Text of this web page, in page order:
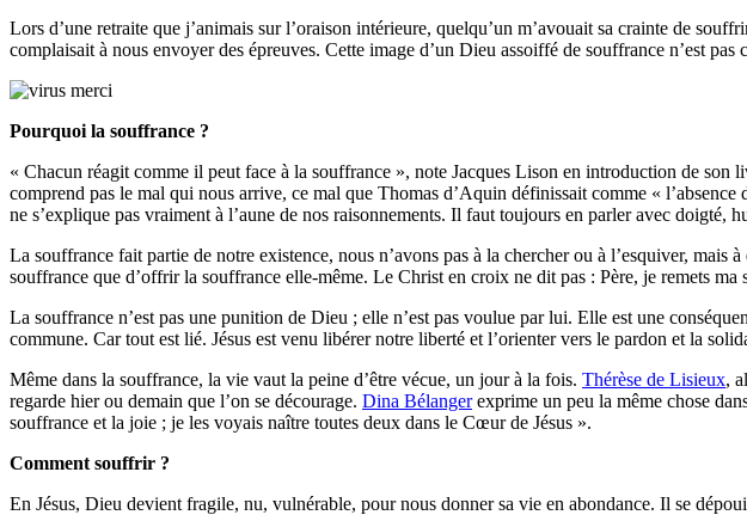
Lors d’une retraite que j’animais sur l’oraison intérieure, quelqu’un m’avouait sa crainte de
complaisait à nous envoyer des épreuves. Cette image d’un Dieu assoiffé de souffrance n’est pas
Pourquoi la souffrance ?
« Chacun réagit comme il peut face à la souffrance », note Jacques Lison en introduction de son
comprend pas le mal qui nous arrive, ce mal que Thomas d’Aquin définissait comme «
ne s’explique pas vraiment à l’aune de nos raisonnements. Il faut toujours en parler avec doigté,
La souffrance fait partie de notre existence, nous n’avons pas à la chercher ou à l’esquiver,
souffrance que d’offrir la souffrance elle-même. Le Christ en croix ne dit pas : Père, je remets
La souffrance n’est pas une punition de Dieu ; elle n’est pas voulue par lui. Elle est une
commune. Car tout est lié. Jésus est venu libérer notre liberté et l’orienter vers le pardon et la
Même dans la souffrance, la vie vaut la peine d’être vécue, un jour à la fois. Thérèse de Lisieux,
regarde hier ou demain que l’on se décourage. Dina Bélangerexprime un peu la même chose
souffrance et la joie ; je les voyais naître toutes deux dans le Cœur de Jésus ».
Comment souffrir ?
En Jésus, Dieu devient fragile, nu, vulnérable, pour nous donner sa vie en abondance. Il se